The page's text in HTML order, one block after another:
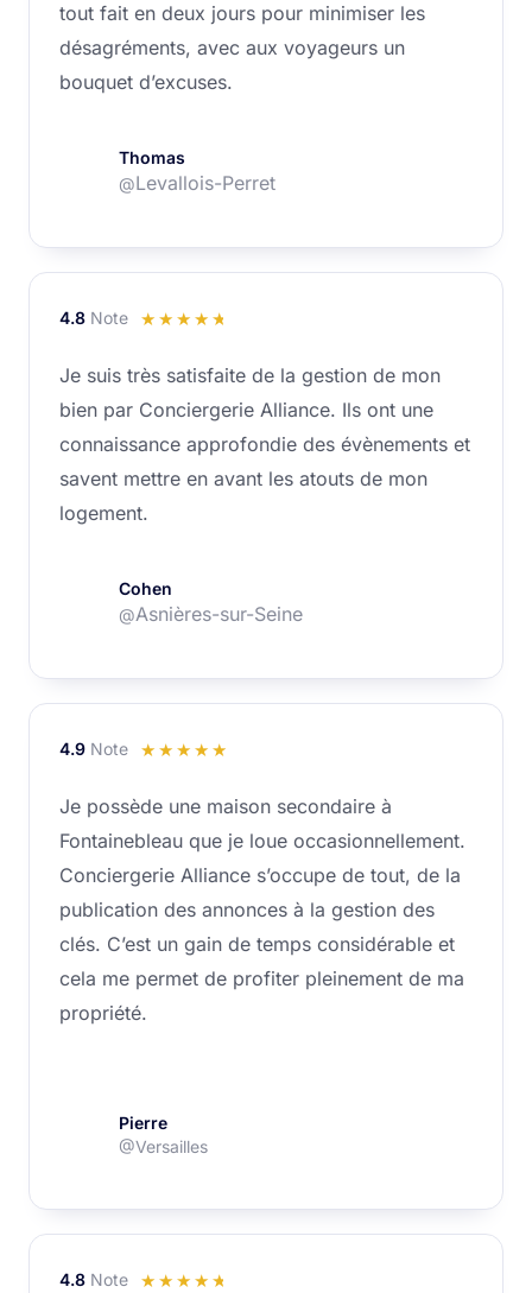
tout fait en deux jours pour minimiser les
désagréments, avec aux voyageurs un
bouquet d’excuses.
Thomas
@Levallois-Perret
4.8 Note ☆ ☆ ☆ ☆ ☆
sur
5
Je suis très satisfaite de la gestion de mon
bien par Conciergerie Alliance. Ils ont une
connaissance approfondie des évènements et
savent mettre en avant les atouts de mon
logement.
Cohen
@Asnières-sur-Seine
4.9 Note ☆ ☆ ☆ ☆ ☆
sur
5
Je possède une maison secondaire à
Fontainebleau que je loue occasionnellement.
Conciergerie Alliance s’occupe de tout, de la
publication des annonces à la gestion des
clés. C’est un gain de temps considérable et
cela me permet de profiter pleinement de ma
propriété.
Pierre
@Versailles
4.8 Note ☆ ☆ ☆ ☆ ☆